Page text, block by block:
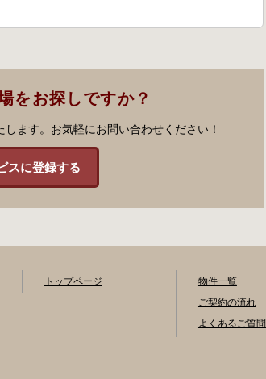
をお探しですか？
ます。お気軽にお問い合わせください！
スに登録する
トップページ
物件一覧
ご契約の流れ
よくあるご質問